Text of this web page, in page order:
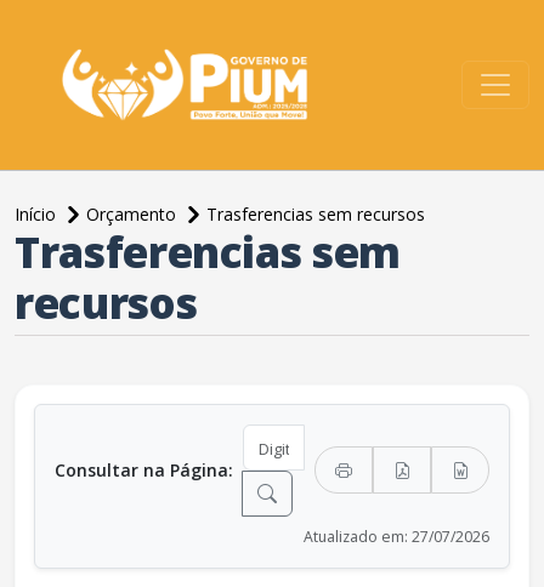
Início Orçamento
Trasferencias sem recursos
conteúdo principal
Trasferencias sem
recursos
Consultar na Página:
Atualizado em: 27/07/2026